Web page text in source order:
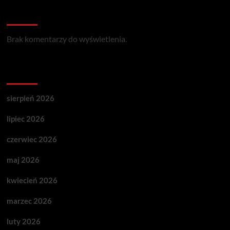
Brak komentarzy do wyświetlenia.
sierpień 2026
lipiec 2026
czerwiec 2026
maj 2026
kwiecień 2026
marzec 2026
luty 2026